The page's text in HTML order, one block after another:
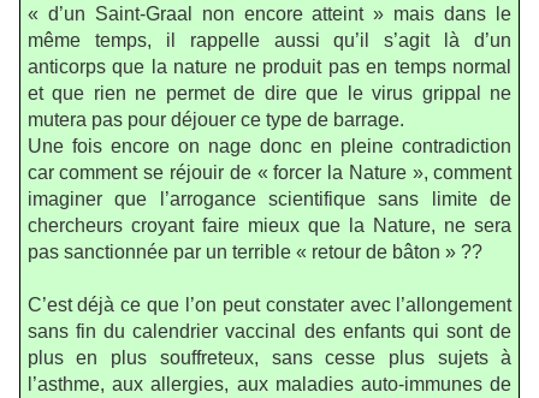
« d’un Saint-Graal non encore atteint » mais dans le
même temps, il rappelle aussi qu’il s’agit là d’un
anticorps que la nature ne produit pas en temps normal
et que rien ne permet de dire que le virus grippal ne
mutera pas pour déjouer ce type de barrage.
Une fois encore on nage donc en pleine contradiction
car comment se réjouir de « forcer la Nature », comment
imaginer que l’arrogance scientifique sans limite de
chercheurs croyant faire mieux que la Nature, ne sera
pas sanctionnée par un terrible « retour de bâton » ??
C’est déjà ce que l’on peut constater avec l’allongement
sans fin du calendrier vaccinal des enfants qui sont de
plus en plus souffreteux, sans cesse plus sujets à
l’asthme, aux allergies, aux maladies auto-immunes de